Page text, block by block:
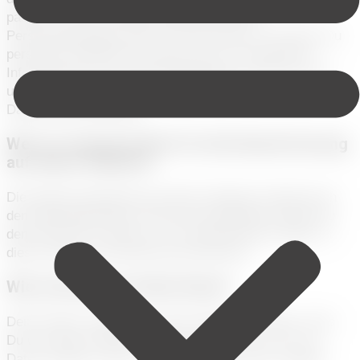
passiert, wenn Du diese Website besuchst.
Personenbezogene Daten sind alle Daten, mit denen Du
persönlich identifiziert werden kannst. Ausführliche
Informationen zum Thema Datenschutz entnimmst Du
unserer unter diesem Text aufgeführten
Datenschutzerklärung.
Wer ist verantwortlich für die Datenerfassung
auf dieser Website?
Die Datenverarbeitung auf dieser Website erfolgt durch
den Websitebetreiber. Dessen Kontaktdaten kannst Du
dem Abschnitt „Hinweis zur Verantwortlichen Stelle“ in
dieser Datenschutzerklärung entnehmen.
Wie erfassen wir Deine Daten?
Deine Daten werden zum einen dadurch erhoben, dass
Du uns diese mitteilst. Hierbei kann es sich z.B. um